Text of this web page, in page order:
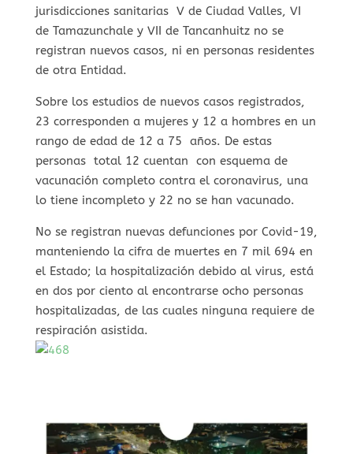
jurisdicciones sanitarias V de Ciudad Valles, VI
de Tamazunchale y VII de Tancanhuitz no se
registran nuevos casos, ni en personas residentes
de otra Entidad.
Sobre los estudios de nuevos casos registrados,
23 corresponden a mujeres y 12 a hombres en un
rango de edad de 12 a 75 años. De estas
personas total 12 cuentan con esquema de
vacunación completo contra el coronavirus, una
lo tiene incompleto y 22 no se han vacunado.
No se registran nuevas defunciones por Covid-19,
manteniendo la cifra de muertes en 7 mil 694 en
el Estado; la hospitalización debido al virus, está
en dos por ciento al encontrarse ocho personas
hospitalizadas, de las cuales ninguna requiere de
respiración asistida.